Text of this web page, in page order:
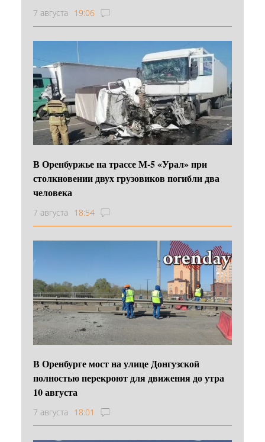
7 августа 19:06
В Оренбуржье на трассе М-5 «Урал» при
столкновении двух грузовиков погибли два
человека
7 августа 18:54
В Оренбурге мост на улице Донгузской
полностью перекроют для движения до утра
10 августа
7 августа 18:01